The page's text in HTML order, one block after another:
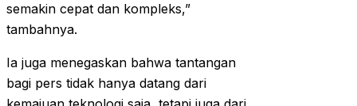
semakin cepat dan kompleks,”
tambahnya.
Ia juga menegaskan bahwa tantangan
bagi pers tidak hanya datang dari